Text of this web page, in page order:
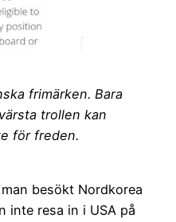
frimärken. Bara
trollen kan
för freden.
besökt Nordkorea
inte resa in i USA på